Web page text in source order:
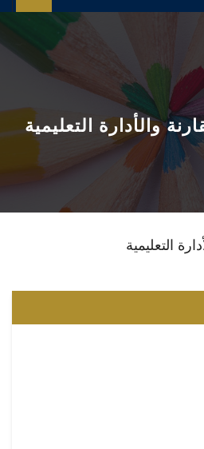
عن الكلية
القطاعات
الاقسام
البرامج الأكاديمية
والأدارة التعليمية
التعليمية